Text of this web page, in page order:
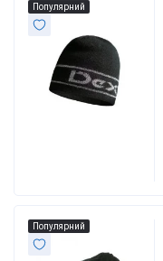
Популярний
Популярний